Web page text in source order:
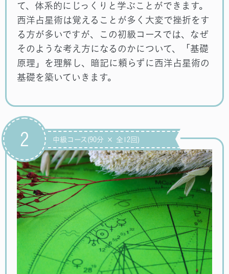
て、体系的にじっくりと学ぶことができます。
西洋占星術は覚えることが多く大変で挫折をす
る方が多いですが、この初級コースでは、なぜ
そのような考え方になるのかについて、「基礎
原理」を理解し、暗記に頼らずに西洋占星術の
基礎を築いていきます。
中級コース(90分 × 全12回)
2